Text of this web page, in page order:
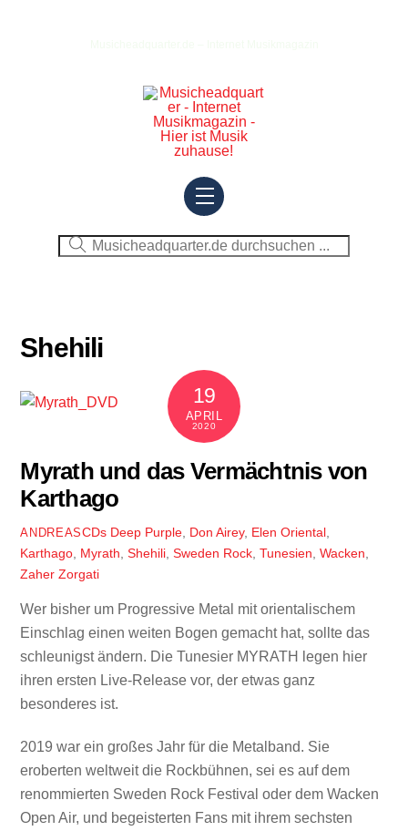
Menu
Shehili
19
APRIL
2020
Myrath und das Vermächtnis von
Karthago
ANDREASCDs Deep Purple, Don Airey, Elen Oriental,
Karthago Myrath ,Shehili ,Sweden Rock ,Tunesien ,Wacken
Zaher Zorgati
Wer bisher um Progressive Metal mit orientalischem
Einschlag einen weiten Bogen gemacht hat, sollte das
schleunigst ändern. Die Tunesier MYRATH legen hier
ihren ersten Live-Release vor, der etwas ganz
besonderes ist.
2019 war ein großes Jahr für die Metalband. Sie
eroberten weltweit die Rockbühnen, sei es auf dem
renommierten Sweden Rock Festival oder dem Wacken
Open Air, und begeisterten Fans mit ihrem sechsten